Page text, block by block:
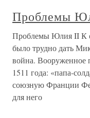
Проблемы
Проблемы Юлия II К
было трудно дать
война. Вооруженное
1511 года: «папа-
союзную Франции
для него